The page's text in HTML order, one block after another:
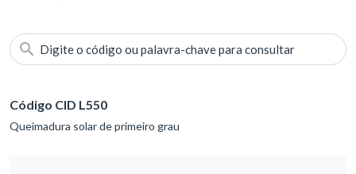
Digite o código ou palavra-chave para consultar
Código CID L550
Queimadura solar de primeiro grau